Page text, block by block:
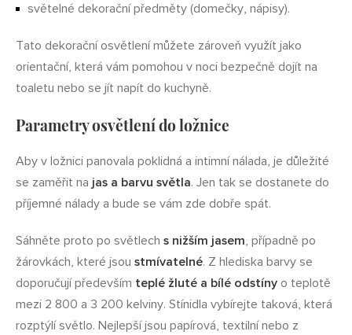
světelné dekorační předměty (domečky, nápisy).
Tato dekorační osvětlení můžete zároveň využít jako
orientační, která vám pomohou v noci bezpečně dojít na
toaletu nebo se jít napít do kuchyně.
Parametry osvětlení do ložnice
Aby v ložnici panovala poklidná a intimní nálada, je důležité
se zaměřit na jas a barvu světla. Jen tak se dostanete do
příjemné nálady a bude se vám zde dobře spát.
Sáhněte proto po světlech s nižším jasem, případně po
žárovkách, které jsou stmívatelné. Z hlediska barvy se
doporučují především teplé žluté a bílé odstíny o teplotě
mezi 2 800 a 3 200 kelviny. Stínidla vybírejte taková, která
rozptýlí světlo. Nejlepší jsou papírová, textilní nebo z